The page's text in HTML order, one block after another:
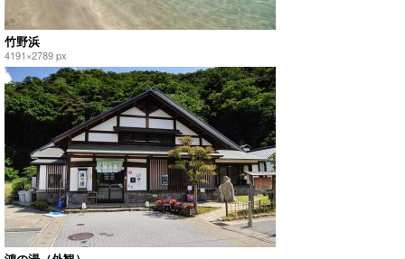
竹野浜
4191×2789 px